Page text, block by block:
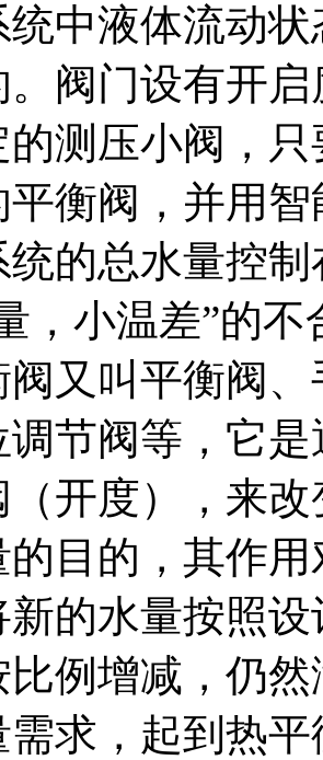
统中液体流动
阀门设有开
测压小阀，
平衡阀，并用
统的总水量控
，小温差”的
又叫平衡阀
调节阀等，它
（开度），来
目的，其作
新的水量按照
比例增减，仍
求，起到热